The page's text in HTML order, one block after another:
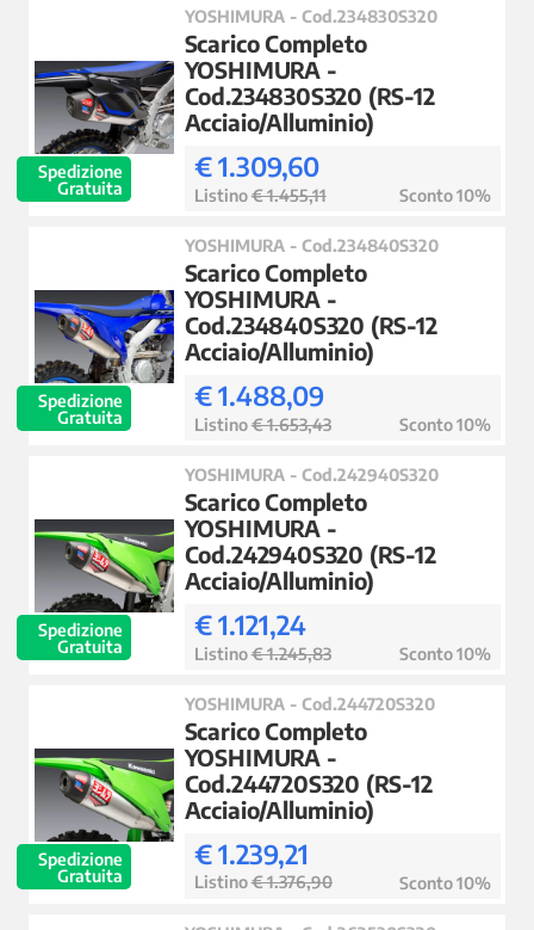
Spedizione
Gratuita
YOSHIMURA - Cod.234830S320
Scarico Completo
YOSHIMURA -
Cod.234830S320 (RS-12
Acciaio/Alluminio)
€ 1.309,60
Listino€ 1.455,11 Sconto 10%
Spedizione
Gratuita
YOSHIMURA - Cod.234840S320
Scarico Completo
YOSHIMURA -
Cod.234840S320 (RS-12
Acciaio/Alluminio)
€ 1.488,09
Listino€ 1.653,43 Sconto 10%
Spedizione
Gratuita
YOSHIMURA - Cod.242940S320
Scarico Completo
YOSHIMURA -
Cod.242940S320 (RS-12
Acciaio/Alluminio)
€ 1.121,24
Listino€ 1.245,83 Sconto 10%
Spedizione
Gratuita
YOSHIMURA - Cod.244720S320
Scarico Completo
YOSHIMURA -
Cod.244720S320 (RS-12
Acciaio/Alluminio)
€ 1.239,21
Listino€ 1.376,90 Sconto 10%